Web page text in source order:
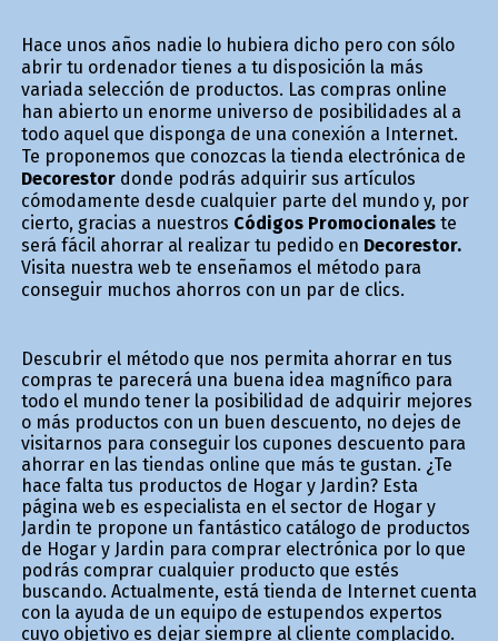
Hace unos años nadie lo hubiera dicho pero con sólo
abrir tu ordenador tienes a tu disposición la más
variada selección de productos. Las compras online
han abierto un enorme universo de posibilidades al a
todo aquel que disponga de una conexión a Internet.
Te proponemos que conozcas la tienda electrónica de
Decorestordonde podrás adquirir sus artículos
cómodamente desde cualquier parte del mundo y, por
cierto, gracias a nuestros Códigos Promocionaleste
será fácil ahorrar al realizar tu pedido en Decorestor.
Visita nuestra web te enseñamos el método para
conseguir muchos ahorros con un par de clics.
Descubrir el método que nos permita ahorrar en tus
compras te parecerá una buena idea magnífico para
todo el mundo tener la posibilidad de adquirir mejores
o más productos con un buen descuento, no dejes de
visitarnos para conseguir los cupones descuento para
ahorrar en las tiendas online que más te gustan. ¿Te
hace falta tus productos de Hogar y Jardin? Esta
página web es especialista en el sector de Hogar y
Jardin te propone un fantástico catálogo de productos
de Hogar y Jardin para comprar electrónica por lo que
podrás comprar cualquier producto que estés
buscando. Actualmente, está tienda de Internet cuenta
con la ayuda de un equipo de estupendos expertos
cuyo objetivo es dejar siempre al cliente complacido.